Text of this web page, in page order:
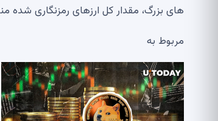
های بزرگ، مقدار کل ارزهای رمزنگاری شده
مربوط به